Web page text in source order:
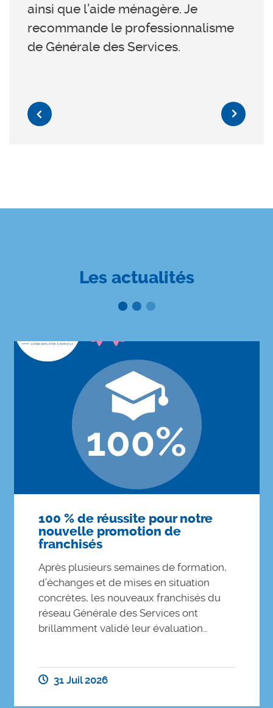
ainsi que l’aide ménagère. Je
recommande le professionnalisme
de Générale des Services.
Les actualités
100 % de réussite pour notre
nouvelle promotion de
franchisés
Après plusieurs semaines de formation,
d’échanges et de mises en situation
concrètes, les nouveaux franchisés du
réseau Générale des Services ont
brillamment validé leur évaluation…
31 Juil 2026